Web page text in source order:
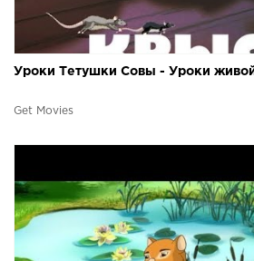
Уроки Тетушки Совы - Уроки
Get Movies